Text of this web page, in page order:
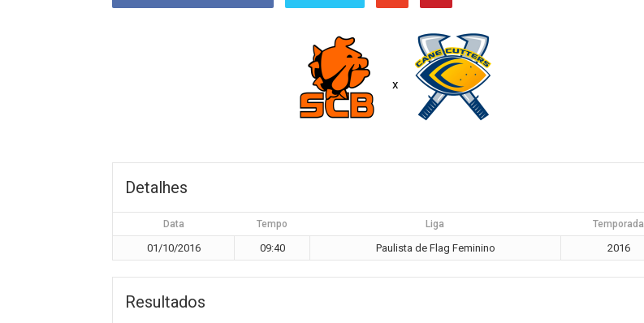
x
Detalhes
Data Tempo Liga Temporada
01/10/2016 09:40 Paulista de Flag Feminino 2016
Resultados